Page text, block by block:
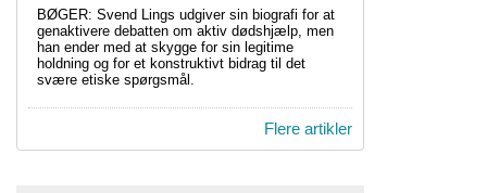
BØGER: Svend Lings udgiver sin biografi for at
genaktivere debatten om aktiv dødshjælp, men
han ender med at skygge for sin legitime
holdning og for et konstruktivt bidrag til det
svære etiske spørgsmål.
Flere artikler